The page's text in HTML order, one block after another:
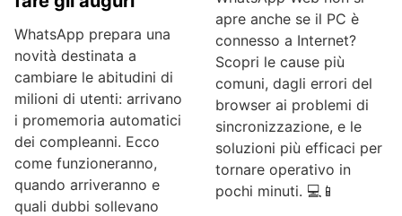
WhatsApp prepara una
novità destinata a
cambiare le abitudini di
milioni di utenti: arrivano
i promemoria automatici
dei compleanni. Ecco
come funzioneranno,
quando arriveranno e
quali dubbi sollevano
apre anche se il PC è
connesso a Internet?
Scopri le cause più
comuni, dagli errori del
browser ai problemi di
sincronizzazione, e le
soluzioni più efficaci per
tornare operativo in
pochi minuti. 💻📱